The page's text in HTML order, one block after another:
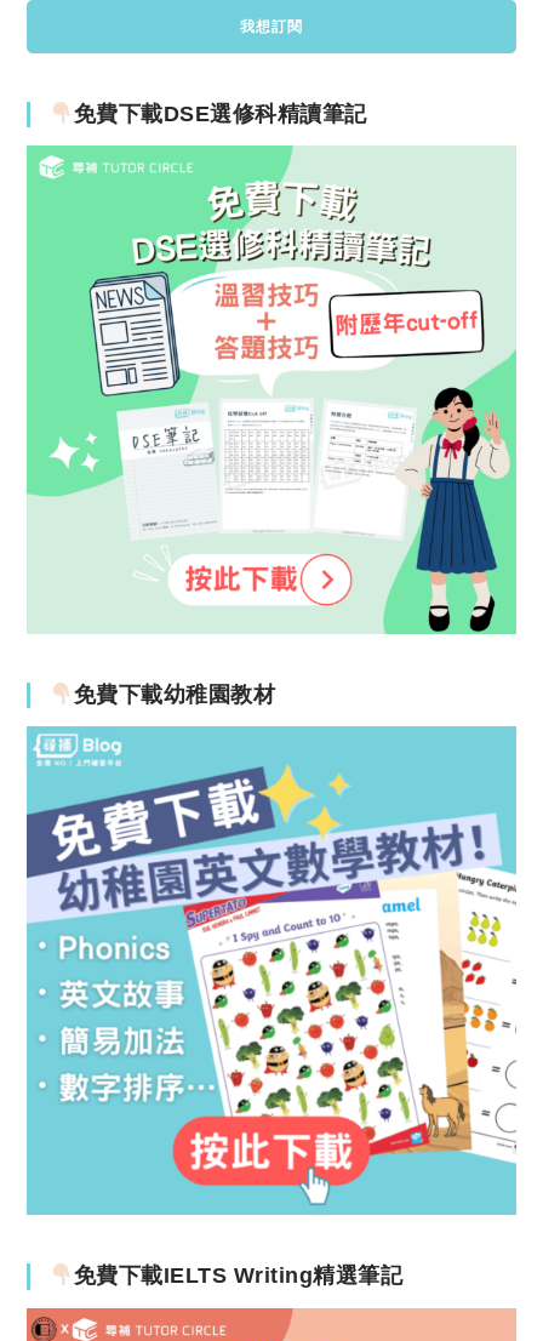
免費下載DSE選修科精讀筆記
免費下載幼稚園教材
免費下載IELTS Writing精選筆記